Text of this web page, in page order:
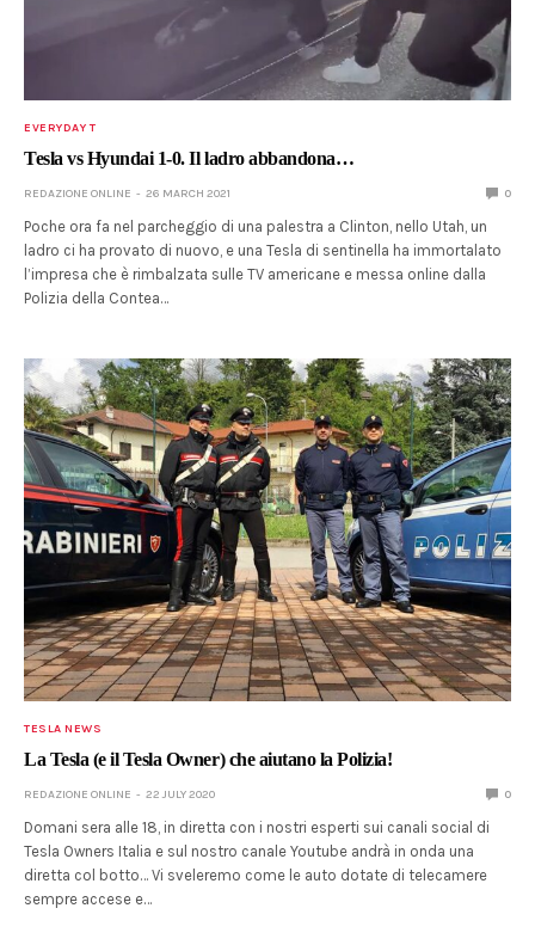
EVERYDAY T
Tesla vs Hyundai 1-0. Il ladro abbandona…
REDAZIONE ONLINE 26 MARCH 2021 0
Poche ora fa nel parcheggio di una palestra a Clinton, nello Utah, un
ladro ci ha provato di nuovo, e una Tesla di sentinella ha immortalato
l’impresa che è rimbalzata sulle TV americane e messa online dalla
Polizia della Contea…
TESLA NEWS
La Tesla (e il Tesla Owner) che aiutano la Polizia!
REDAZIONE ONLINE 22 JULY 2020 0
Domani sera alle 18, in diretta con i nostri esperti sui canali social di
Tesla Owners Italia e sul nostro canale Youtube andrà in onda una
diretta col botto… Vi sveleremo come le auto dotate di telecamere
sempre accese e…